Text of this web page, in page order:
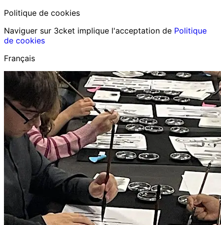
Politique de cookies
Naviguer sur 3cket implique l'acceptation de Politique
de cookies
Français